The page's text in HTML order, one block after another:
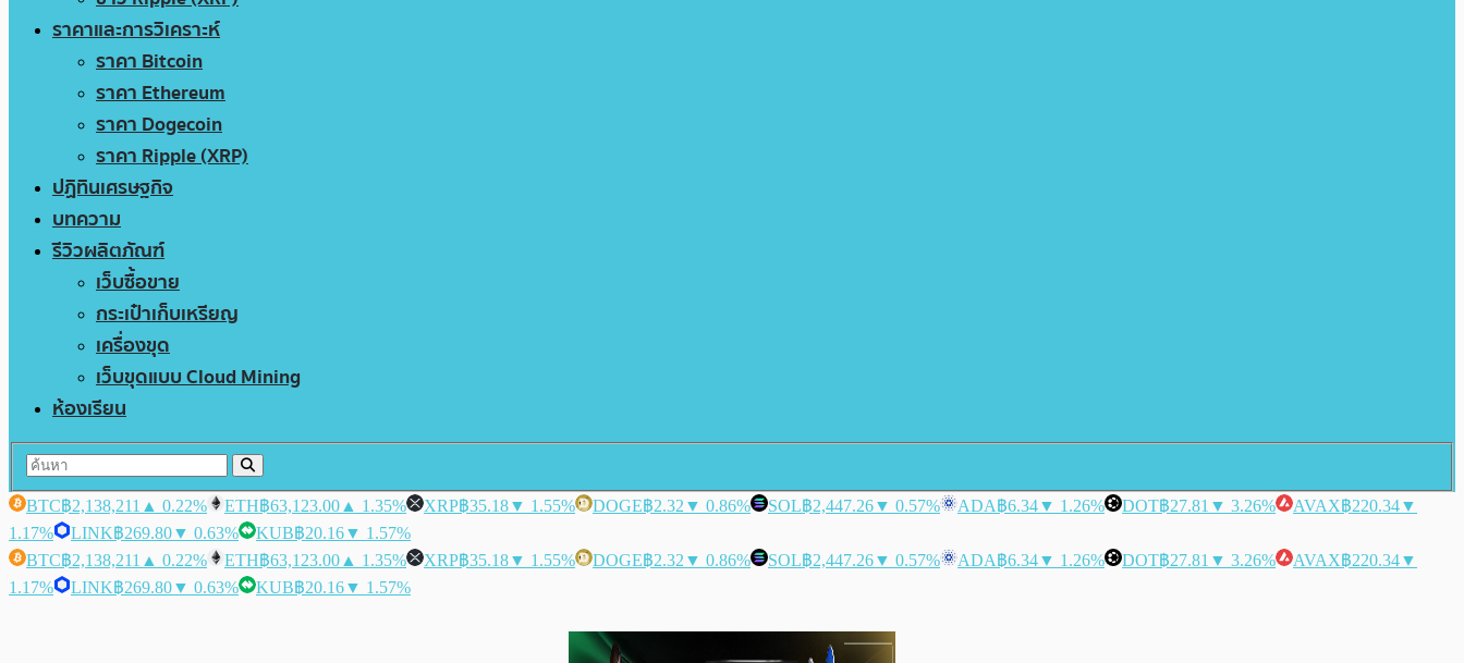
ราคาและการวิเคราะห์
ราคา Bitcoin
ราคา Ethereum
ราคา Dogecoin
ราคา Ripple (XRP)
ปฏิทินเศรษฐกิจ
บทความ
รีวิวผลิตภัณฑ์
เว็บซื้อขาย
กระเป๋าเก็บเหรียญ
เครื่องขุด
เว็บขุดแบบ Cloud Mining
ห้องเรียน
BTC฿2,138,211 ▲ 0.22% ETH฿63,123.00 ▲ 1.35% XRP฿35.18▼ 1.55% DOGE฿2.32 ▼ 0.86% SOL฿2,447.26▼ 0.57% ADA฿6.34▼ 1.26% DOT฿27.81 ▼ 3.26% AVAX฿220.34▼
1.17%
LINK฿269.80▼ 0.63% KUB฿20.16▼ 1.57%
BTC฿2,138,211 ▲ 0.22% ETH฿63,123.00 ▲ 1.35% XRP฿35.18▼ 1.55% DOGE฿2.32 ▼ 0.86% SOL฿2,447.26▼ 0.57% ADA฿6.34▼ 1.26% DOT฿27.81 ▼ 3.26% AVAX฿220.34▼
1.17%
LINK฿269.80▼ 0.63% KUB฿20.16▼ 1.57%